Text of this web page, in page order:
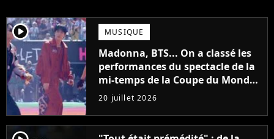
player2 MUSIQUE
Madonna, BTS... On a classé les
performances du spectacle de la
mi-temps de la Coupe du Monde,
de la pire à la meilleure
20 juillet 2026